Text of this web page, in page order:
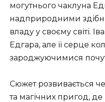
могутнього чаклуна
надприродними
владу у своєму світі.
Едгара, але її серце
зароджуючимися
Сюжет розвивається
та магічних пригод, де